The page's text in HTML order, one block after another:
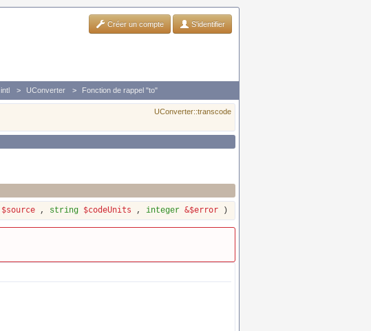
Créer un compte S'identifier
intl UConverter Fonction de rappel "to"
UConverter::transcode
$source , string $codeUnits , integer &$error )